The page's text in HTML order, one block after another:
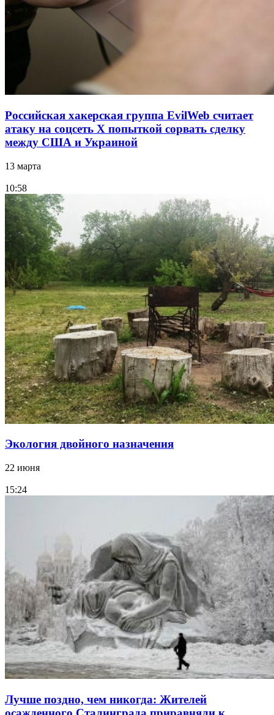
Российская хакерская группа EvilWeb считает
атаку на соцсеть Х попыткой сорвать сделку
между США и Украиной
13 марта
10:58
Экология двойного назначения
22 июня
15:24
Лучше поздно, чем никогда: Жителей